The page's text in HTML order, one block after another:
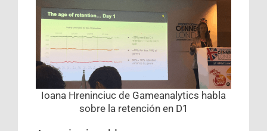
Ioana Hreninciuc de Gameanalytics habla
sobre la retención en D1